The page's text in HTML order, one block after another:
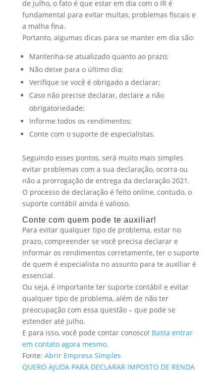
de julho, o fato é que estar em dia com o IR é
fundamental para evitar multas, problemas fiscais e
a malha fina.
Portanto, algumas dicas para se manter em dia são:
Mantenha-se atualizado quanto ao prazo;
Não deixe para o último dia;
Verifique se você é obrigado a declarar;
Caso não precise declarar, declare a não
obrigatoriedade;
Informe todos os rendimentos;
Conte com o suporte de especialistas.
Seguindo esses pontos, será muito mais simples
evitar problemas com a sua declaração, ocorra ou
não a prorrogação de entrega da declaração 2021.
O processo de declaração é feito online, contudo, o
suporte contábil ainda é valioso.
Conte com quem pode te auxiliar!
Para evitar qualquer tipo de problema, estar no
prazo, compreender se você precisa declarar e
informar os rendimentos corretamente, ter o suporte
de quem é especialista no assunto para te auxiliar é
essencial.
Ou seja, é importante ter suporte contábil e evitar
qualquer tipo de problema, além de não ter
preocupação com essa questão – que pode se
estender até julho.
E para isso, você pode contar conosco! Basta entrar
em contato agora mesmo.
Fonte: Abrir Empresa Simples
QUERO AJUDA PARA DECLARAR IMPOSTO DE RENDA